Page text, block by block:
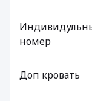
номер
Доп кровать